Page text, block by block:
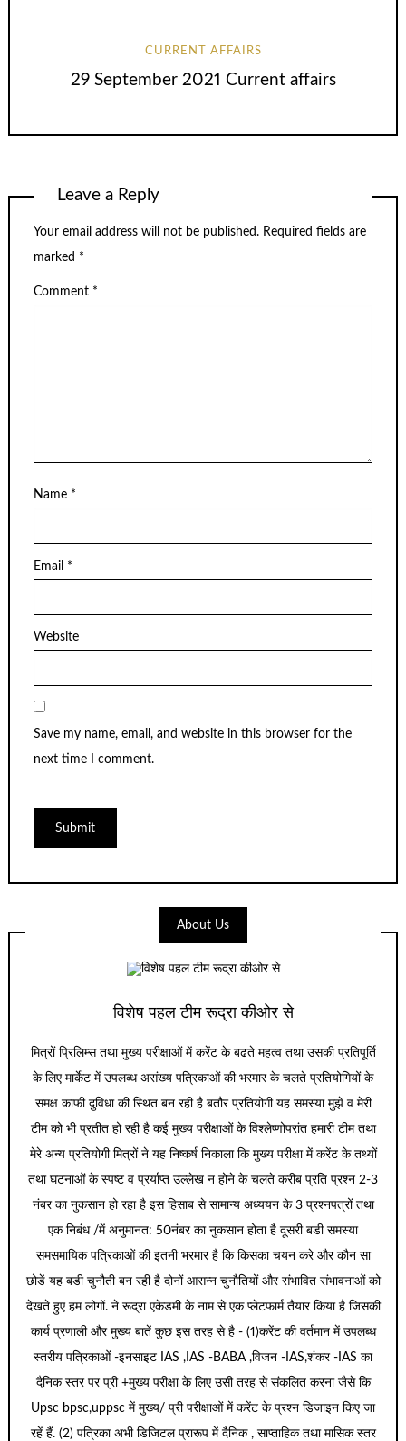
CURRENT AFFAIRS
29 September 2021 Current affairs
Leave a Reply
Your email address will not be published. Required fields are
marked *
Comment *
Name *
Email *
Website
Save my name, email, and website in this browser for the
next time I comment.
About Us
विशेष पहल टीम रूद्रा कीओर से
मित्रों प्रिलिम्स तथा मुख्य परीक्षाओं में करेंट के बढते महत्व तथा उसकी प्रतिपूर्ति
के लिए मार्केट में उपलब्ध असंख्य पत्रिकाओं की भरमार के चलते प्रतियोगियों के
समक्ष काफी दुविधा की स्थित बन रही है बतौर प्रतियोगी यह समस्या मुझे व मेरी
टीम को भी प्रतीत हो रही है कई मुख्य परीक्षाओं के विश्लेष्णोपरांत हमारी टीम तथा
मेरे अन्य प्रतियोगी मित्रों ने यह निष्कर्ष निकाला कि मुख्य परीक्षा में करेंट के तथ्यों
तथा घटनाओं के स्पष्ट व प्रर्याप्त उल्लेख न होने के चलते करीब प्रति प्रश्न 2-3
नंबर का नुकसान हो रहा है इस हिसाब से सामान्य अध्ययन के 3 प्रश्नपत्रों तथा
एक निबंध /में अनुमानत: 50नंबर का नुकसान होता है दूसरी बडी समस्या
समसमायिक पत्रिकाओं की इतनी भरमार है कि किसका चयन करे और कौन सा
छोडें यह बडी चुनौती बन रही है दोनों आसन्न चुनौतियों और संभावित संभावनाओं को
देखते हुए हम लोगों. ने रूद्रा एकेडमी के नाम से एक प्लेटफार्म तैयार किया है जिसकी
कार्य प्रणाली और मुख्य बातें कुछ इस तरह से है - (1)करेंट की वर्तमान में उपलब्ध
स्तरीय पत्रिकाओं -इनसाइट IAS ,IAS -BABA ,विजन -IAS,शंकर -IAS का
दैनिक स्तर पर प्री +मुख्य परीक्षा के लिए उसी तरह से संकलित करना जैसे कि
Upsc bpsc,uppsc में मुख्य/ प्री परीक्षाओं में करेंट के प्रश्न डिजाइन किए जा
रहें हैं. (2) पत्रिका अभी डिजिटल प्रारूप में दैनिक , साप्ताहिक तथा मासिक स्तर